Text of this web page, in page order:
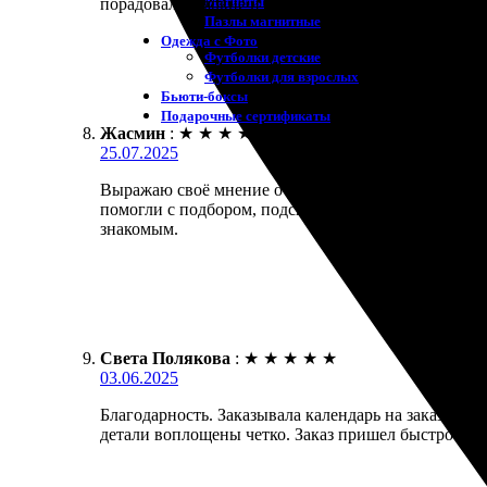
Пазлы магнитные
Одежда с Фото
Футболки детские
Футболки для взрослых
Бьюти-боксы
Подарочные сертификаты
порадовал — яркие и четкие изображения!
Жасмин : ★ ★ ★ ★
25.07.2025
Выражаю своё мнение о работе компании.
помогли с подбором, подсказали, как лучше
знакомым.
Света Полякова : ★ ★ ★ ★ ★
03.06.2025
Благодарность. Заказывала календарь на заказ.
детали воплощены четко. Заказ пришел быстро и